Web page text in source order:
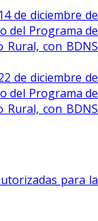
de diciembre de
del Programa de
Rural, con BDNS
de diciembre de
del Programa de
Rural, con BDNS
para la